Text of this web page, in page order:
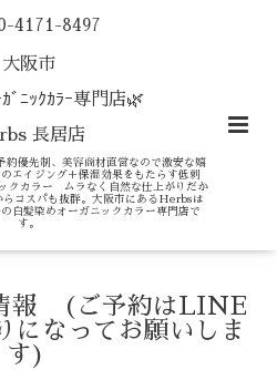
4171-8497
大阪市
ﾞﾆｯｸｶﾗｰ専門店🌿
長居店
約優先制、美容商材直営なので激安な嬉
エイジング＋保湿効果をもたらす低刺
クカラー ムラなく自然な仕上がりだか
らコスパも抜群。大阪市にあるHerbsは
白髪染めオーガニックカラー専門店で
す。
報 (ご予約はLINE
になってお願いしま
す)